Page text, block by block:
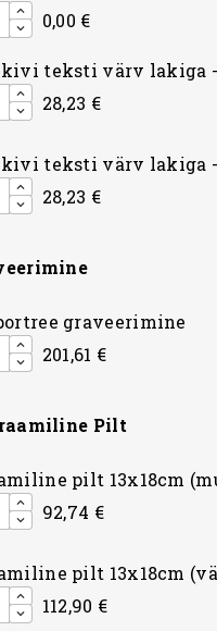
0,00 €
teksti värv lakiga -
28,23 €
teksti värv lakiga
28,23 €
graveerimine
201,61 €
Pilt
pilt 13x18cm
92,74 €
pilt 13x18cm
112,90 €